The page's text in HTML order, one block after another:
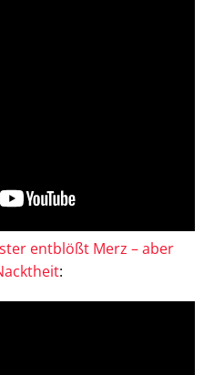
entblößt Merz – aber
: